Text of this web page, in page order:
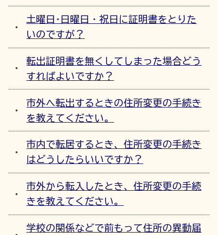
土曜日･日曜日・祝日に証明書をとりた
いのですが？
転出証明書を無くしてしまった場合どう
すればよいですか？
市外へ転出するときの住所変更の手続き
を教えてください。
市内で転居するとき、住所変更の手続き
はどうしたらいいですか？
市外から転入したとき、住所変更の手続
きを教えてください。
学校の関係などで前もって住所の異動届